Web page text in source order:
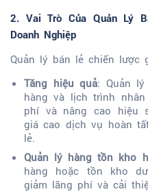
2. Vai Trò Của Quản Lý
Doanh Nghiệp
Quản lý bán lẻ chiến lược
Tăng hiệu quả: Quản
hàng và lịch trình
phí và nâng cao hiệu
giá cao dịch vụ hoàn
lẻ.
Quản lý hàng tồn kho
hàng hoặc tồn kho
giảm lãng phí và cải